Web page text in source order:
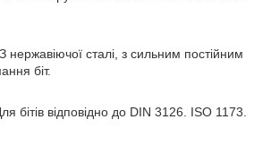
З нержавіючої сталі, з сильним постійним
біт.
бітів відповідно до DIN 3126. ISO 1173.